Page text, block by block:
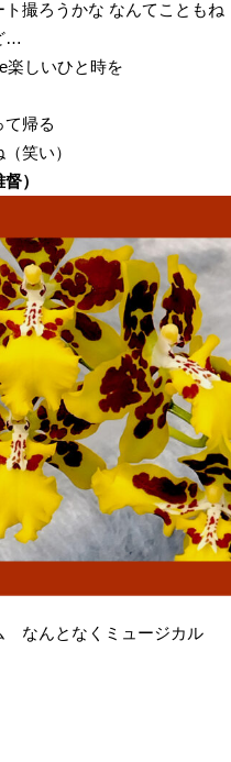
撮ろうかな なんてこともね
…
楽しいひと時を
て帰る
笑い）
）
なんとなくミュージカル